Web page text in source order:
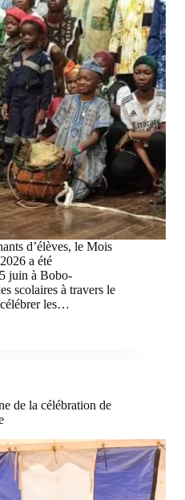
d’élèves, le Mois
a été
juin à Bobo-
scolaires à travers le
les…
de la célébration de